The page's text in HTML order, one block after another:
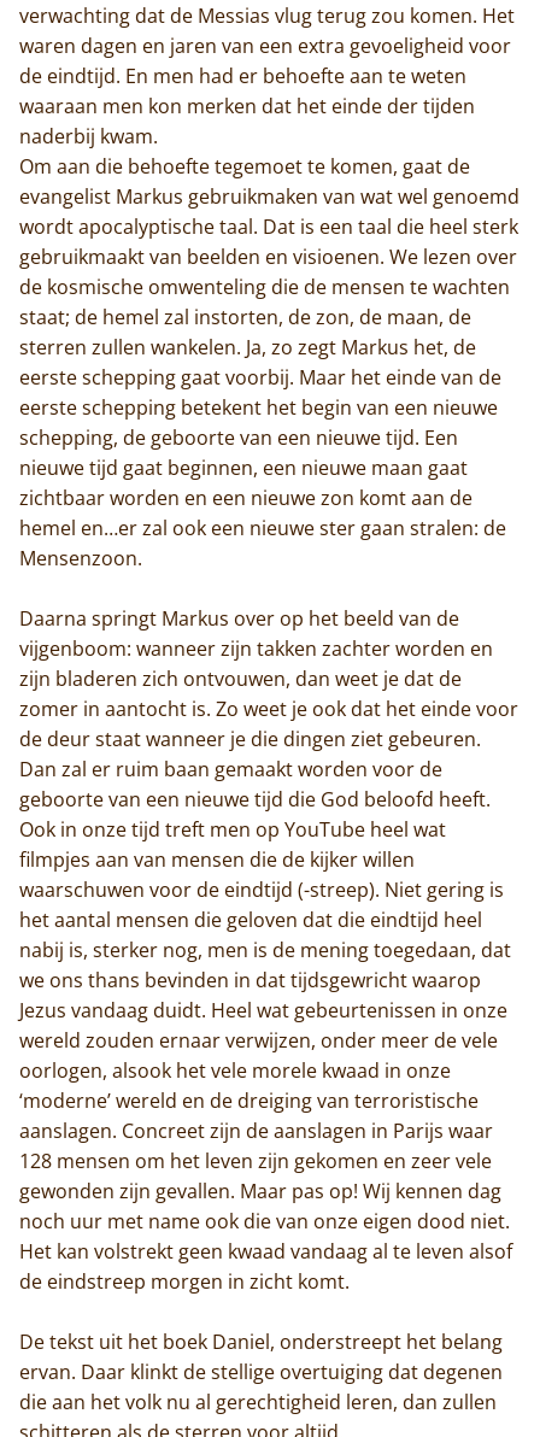
verwachting dat de Messias vlug terug zou komen. Het
waren dagen en jaren van een extra gevoeligheid voor
de eindtijd. En men had er behoefte aan te weten
waaraan men kon merken dat het einde der tijden
naderbij kwam.
Om aan die behoefte tegemoet te komen, gaat de
evangelist Markus gebruikmaken van wat wel genoemd
wordt apocalyptische taal. Dat is een taal die heel sterk
gebruikmaakt van beelden en visioenen. We lezen over
de kosmische omwenteling die de mensen te wachten
staat; de hemel zal instorten, de zon, de maan, de
sterren zullen wankelen. Ja, zo zegt Markus het, de
eerste schepping gaat voorbij. Maar het einde van de
eerste schepping betekent het begin van een nieuwe
schepping, de geboorte van een nieuwe tijd. Een
nieuwe tijd gaat beginnen, een nieuwe maan gaat
zichtbaar worden en een nieuwe zon komt aan de
hemel en…er zal ook een nieuwe ster gaan stralen: de
Mensenzoon.
Daarna springt Markus over op het beeld van de
vijgenboom: wanneer zijn takken zachter worden en
zijn bladeren zich ontvouwen, dan weet je dat de
zomer in aantocht is. Zo weet je ook dat het einde voor
de deur staat wanneer je die dingen ziet gebeuren.
Dan zal er ruim baan gemaakt worden voor de
geboorte van een nieuwe tijd die God beloofd heeft.
Ook in onze tijd treft men op YouTube heel wat
filmpjes aan van mensen die de kijker willen
waarschuwen voor de eindtijd (-streep). Niet gering is
het aantal mensen die geloven dat die eindtijd heel
nabij is, sterker nog, men is de mening toegedaan, dat
we ons thans bevinden in dat tijdsgewricht waarop
Jezus vandaag duidt. Heel wat gebeurtenissen in onze
wereld zouden ernaar verwijzen, onder meer de vele
oorlogen, alsook het vele morele kwaad in onze
‘moderne’ wereld en de dreiging van terroristische
aanslagen. Concreet zijn de aanslagen in Parijs waar
128 mensen om het leven zijn gekomen en zeer vele
gewonden zijn gevallen. Maar pas op! Wij kennen dag
noch uur met name ook die van onze eigen dood niet.
Het kan volstrekt geen kwaad vandaag al te leven alsof
de eindstreep morgen in zicht komt.
De tekst uit het boek Daniel, onderstreept het belang
ervan. Daar klinkt de stellige overtuiging dat degenen
die aan het volk nu al gerechtigheid leren, dan zullen